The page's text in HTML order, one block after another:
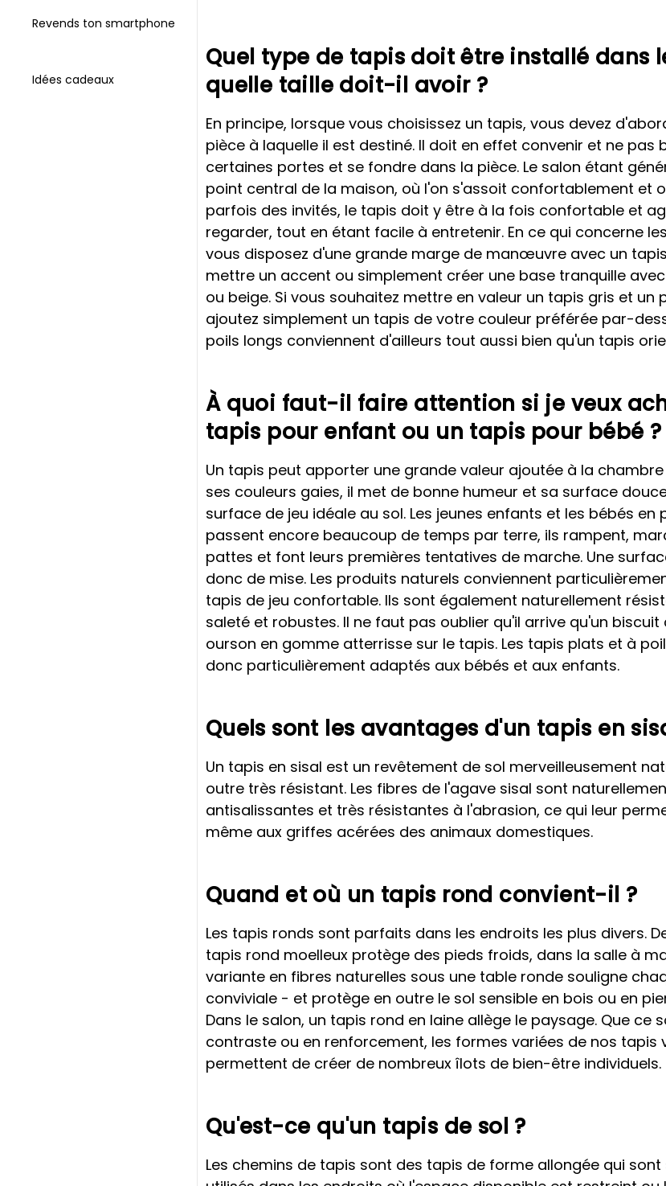
Revends ton smartphone
Idées cadeaux
Quel type de tapis doit être installé dans
quelle taille doit-il avoir ?
En principe, lorsque vous choisissez un tapis, vous devez
pièce à laquelle il est destiné. Il doit en effet convenir et ne pas
certaines portes et se fondre dans la pièce. Le salon étant
point central de la maison, où l'on s'assoit confortablement et
parfois des invités, le tapis doit y être à la fois confortable et
regarder, tout en étant facile à entretenir. En ce qui concerne
vous disposez d'une grande marge de manœuvre avec un
mettre un accent ou simplement créer une base tranquille
ou beige. Si vous souhaitez mettre en valeur un tapis gris et un
ajoutez simplement un tapis de votre couleur préférée par-
poils longs conviennent d'ailleurs tout aussi bien qu'un tapis
À quoi faut-il faire attention si je veux
tapis pour enfant ou un tapis pour bébé ?
Un tapis peut apporter une grande valeur ajoutée à la
ses couleurs gaies, il met de bonne humeur et sa surface
surface de jeu idéale au sol. Les jeunes enfants et les bébés en
passent encore beaucoup de temps par terre, ils rampent,
pattes et font leurs premières tentatives de marche. Une
donc de mise. Les produits naturels conviennent
tapis de jeu confortable. Ils sont également naturellement
saleté et robustes. Il ne faut pas oublier qu'il arrive qu'un biscuit
ourson en gomme atterrisse sur le tapis. Les tapis plats et à
donc particulièrement adaptés aux bébés et aux enfants.
Quels sont les avantages d'un tapis en
Un tapis en sisal est un revêtement de sol merveilleusement
outre très résistant. Les fibres de l'agave sisal sont
antisalissantes et très résistantes à l'abrasion, ce qui leur
même aux griffes acérées des animaux domestiques.
Quand et où un tapis rond convient-il ?
Les tapis ronds sont parfaits dans les endroits les plus divers.
tapis rond moelleux protège des pieds froids, dans la salle à
variante en fibres naturelles sous une table ronde souligne
conviviale - et protège en outre le sol sensible en bois ou en
Dans le salon, un tapis rond en laine allège le paysage. Que ce
contraste ou en renforcement, les formes variées de nos tapis
permettent de créer de nombreux îlots de bien-être individuels.
Qu'est-ce qu'un tapis de sol ?
Les chemins de tapis sont des tapis de forme allongée qui